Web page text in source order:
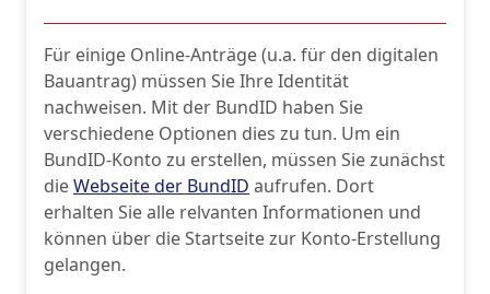
Für einige Online-Anträge (u.a. für den digitalen
Bauantrag) müssen Sie Ihre Identität
nachweisen. Mit der BundID haben Sie
verschiedene Optionen dies zu tun. Um ein
BundID-Konto zu erstellen, müssen Sie zunächst
dieWebseite der BundID aufrufen. Dort
erhalten Sie alle relvanten Informationen und
können über die Startseite zur Konto-Erstellung
gelangen.